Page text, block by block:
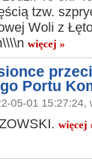
tzw.
Woli z
więcej »
Portu
05-01 15:27:24,
więcej